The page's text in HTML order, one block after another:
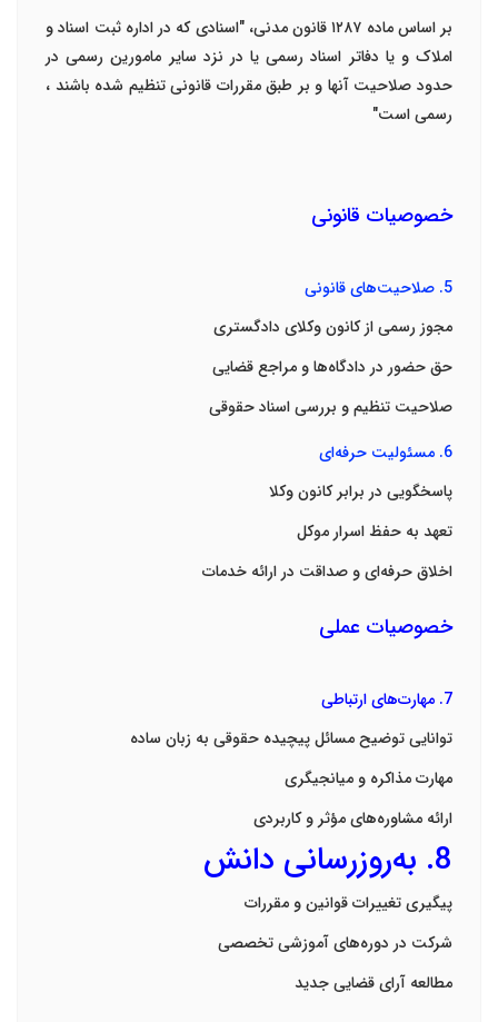
بر اساس ماده ۱۲۸۷ قانون مدنی، "اسنادی که در اداره ثبت اسناد و
املاک و یا دفاتر اسناد رسمی یا در نزد سایر مامورین رسمی در
حدود صلاحیت آنها و بر طبق مقررات قانونی تنظیم شده باشند ،
رسمی است"
خصوصیات قانونی
5. صلاحیت‌های قانونی
مجوز رسمی از کانون وکلای دادگستری
حق حضور در دادگاه‌ها و مراجع قضایی
صلاحیت تنظیم و بررسی اسناد حقوقی
6. مسئولیت حرفه‌ای
پاسخگویی در برابر کانون وکلا
تعهد به حفظ اسرار موکل
اخلاق حرفه‌ای و صداقت در ارائه خدمات
خصوصیات عملی
7. مهارت‌های ارتباطی
توانایی توضیح مسائل پیچیده حقوقی به زبان ساده
مهارت مذاکره و میانجیگری
ارائه مشاوره‌های مؤثر و کاربردی
8. به‌روزرسانی دانش
پیگیری تغییرات قوانین و مقررات
شرکت در دوره‌های آموزشی تخصصی
مطالعه آرای قضایی جدید